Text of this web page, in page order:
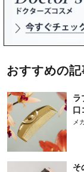
おすすめの記
ラ
口
メ
そ